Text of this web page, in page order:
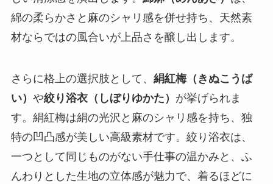
綿の柔らかさと麻のシャリ感を併せ持ち、天然素
材ならではの風合いが上品さを醸し出します。
さらに格上の選択肢として、 絹紅梅（きぬこうば
い） や絞り浴衣（しぼりゆかた） が挙げられま
す。絹紅梅は絹の光沢と麻のシャリ感を持ち、独
特の凹凸感が美しい高級素材です。絞り浴衣は、
一つとして同じものがない手仕事の温かみと、ふ
んわりとした生地の立体感が魅力で、着るほどに